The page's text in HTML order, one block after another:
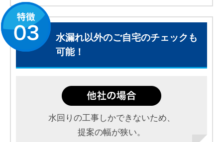
水漏れ以外のご自宅のチェックも
可能！
水回りの工事しかできないため、
提案の幅が狭い。